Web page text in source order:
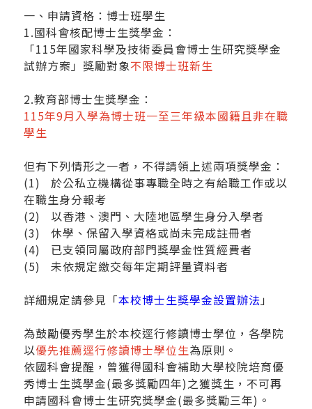
一、申請資格：博士班學生
1.國科會核配博士生獎學金：
「115年國家科學及技術委員會博士生研究獎學金
試辦方案」獎勵對象不限博士班新生
2.教育部博士生獎學金：
115年9月入學為博士班一至三年級本國籍且非在職
學生
但有下列情形之一者，不得請領上述兩項獎學金：
(1) 於公私立機構從事專職全時之有給職工作或以
在職生身分報考
(2) 以香港、澳門、大陸地區學生身分入學者
(3) 休學、保留入學資格或尚未完成註冊者
(4) 已支領同屬政府部門獎學金性質經費者
(5) 未依規定繳交每年定期評量資料者
詳細規定請參見「本校博士生獎學金設置辦法 」
為鼓勵優秀學生於本校逕行修讀博士學位，各學院
以優先推薦逕行修讀博士學位生為原則。
依國科會提醒，曾獲得國科會補助大學校院培育優
秀博士生獎學金(最多獎勵四年)之獲獎生，不可再
申請國科會博士生研究獎學金(最多獎勵三年)。